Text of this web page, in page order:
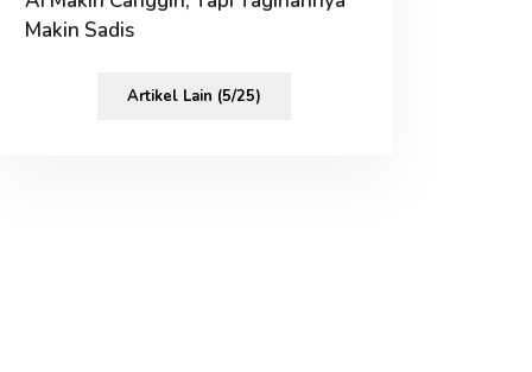
Makin Sadis
Artikel Lain (5/25)